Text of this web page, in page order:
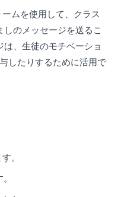
ムを使用して、クラス
のメッセージを送るこ
、生徒のモチベーショ
したりするために活用で
。